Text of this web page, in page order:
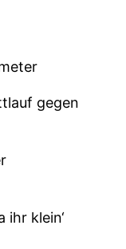
gegen
ihr klein‘